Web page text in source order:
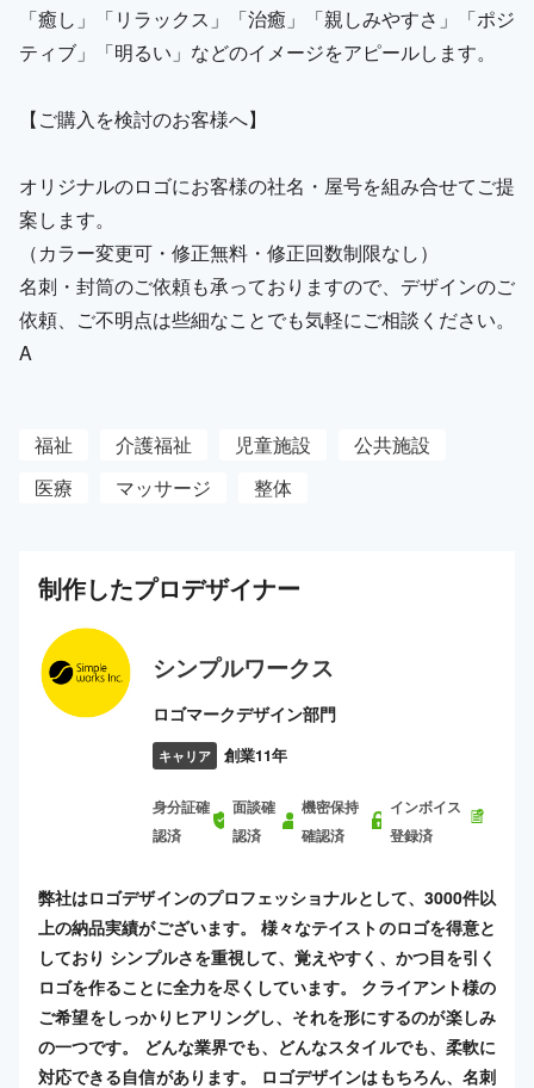
「癒し」「リラックス」「治癒」「親しみやすさ」「ポジ
ティブ」「明るい」などのイメージをアピールします。
【ご購入を検討のお客様へ】
オリジナルのロゴにお客様の社名・屋号を組み合せてご提
案します。
（カラー変更可・修正無料・修正回数制限なし）
名刺・封筒のご依頼も承っておりますので、デザインのご
依頼、ご不明点は些細なことでも気軽にご相談ください。
A
福祉 介護福祉 児童施設
公共施設
医療
マッサージ 整体
制作したプロデザイナー
シンプルワークス
ロゴマークデザイン部門
キャリア 創業11年
身分証確
認済
面談確
認済
機密保持
確認済
インボイス
登録済
弊社はロゴデザインのプロフェッショナルとして、3000件以
上の納品実績がございます。 様々なテイストのロゴを得意と
しており シンプルさを重視して、覚えやすく、かつ目を引く
ロゴを作ることに全力を尽くしています。 クライアント様の
ご希望をしっかりヒアリングし、それを形にするのが楽しみ
の一つです。 どんな業界でも、どんなスタイルでも、柔軟に
対応できる自信があります。 ロゴデザインはもちろん、名刺